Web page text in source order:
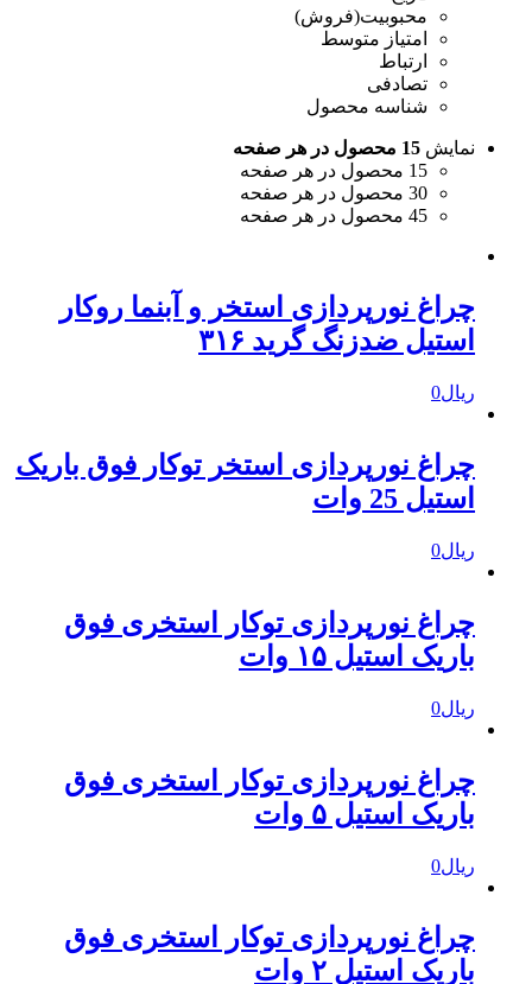
محبوبیت(فروش)
امتیاز متوسط
ارتباط
تصادفی
شناسه محصول
نمایش 15 محصول در هر صفحه
15 محصول در هر صفحه
30 محصول در هر صفحه
45 محصول در هر صفحه
چراغ نورپردازی استخر و آبنما روکار
استیل ضدزنگ گرید ۳۱۶
ریال0
چراغ نورپردازی استخر توکار فوق باریک
استیل 25 وات
ریال0
چراغ نورپردازی توکار استخری فوق
باریک استیل ۱۵ وات
ریال0
چراغ نورپردازی توکار استخری فوق
باریک استیل ۵ وات
ریال0
چراغ نورپردازی توکار استخری فوق
باریک استیل ۲ وات